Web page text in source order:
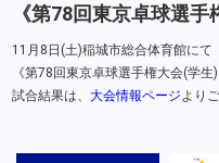
《第78回東京卓球選
11月8日(土)稲城市総合体育館にて
《第78回東京卓球選手権大会(学生
試合結果は、大会情報ページ より